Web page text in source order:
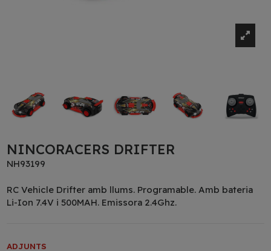
NINCORACERS DRIFTER
NH93199
RC Vehicle Drifter amb llums. Programable. Amb bateria
Li-Ion 7.4V i 500MAH. Emissora 2.4Ghz.
ADJUNTS